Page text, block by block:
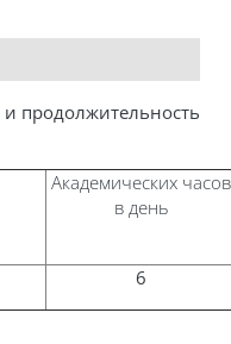
продолжительность
Академических часов
в день
6